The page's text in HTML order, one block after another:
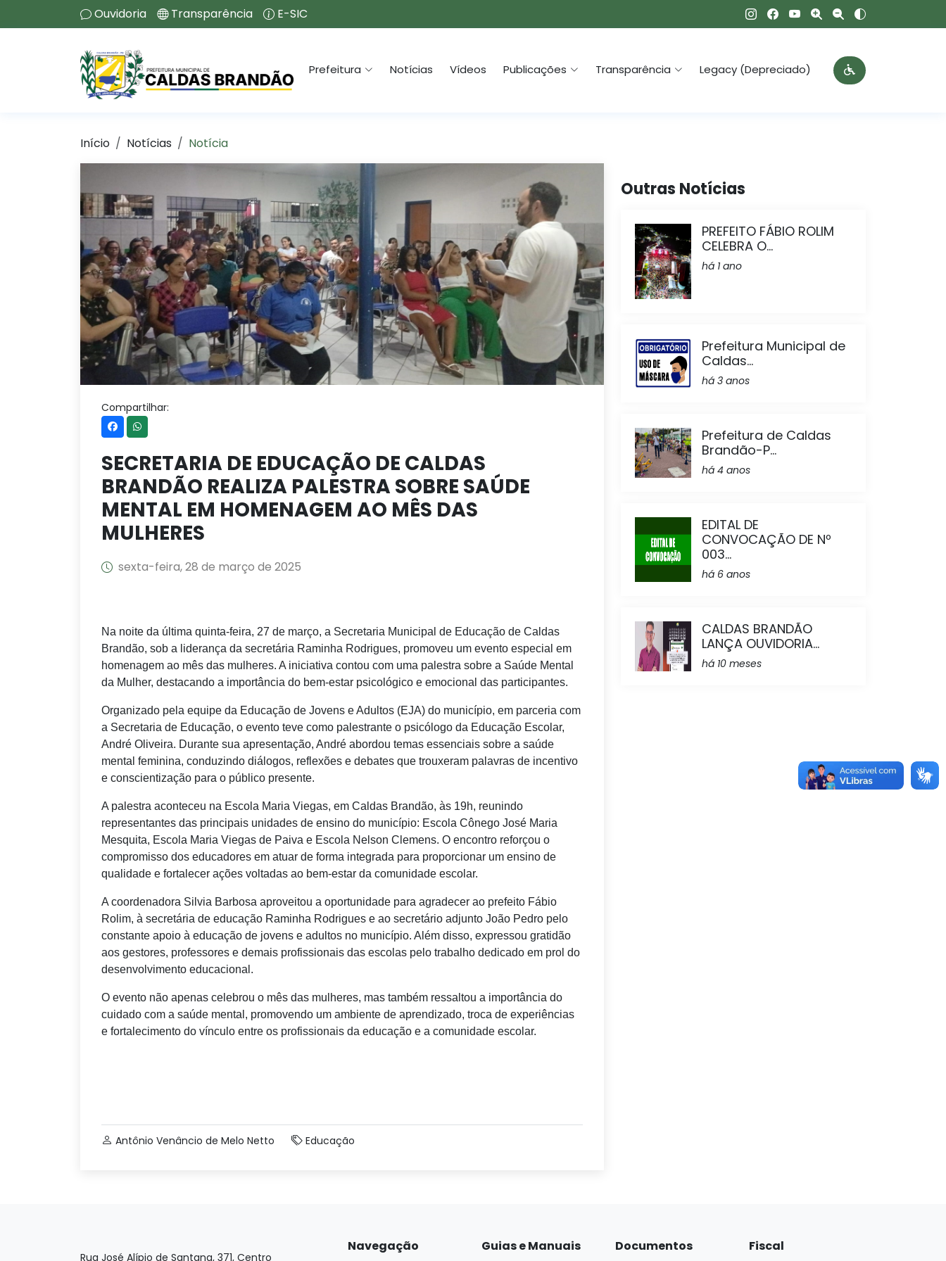
Ouvidoria Transparência E-SIC
Prefeitura Notícias Vídeos Publicações Transparência Legacy (Depreciado)
Início Notícias Notícia
Compartilhar:
SECRETARIA DE EDUCAÇÃO DE CALDAS
BRANDÃO REALIZA PALESTRA SOBRE SAÚDE
MENTAL EM HOMENAGEM AO MÊS DAS
MULHERES
sexta-feira, 28 de março de 2025
Na noite da última quinta-feira, 27 de março, a Secretaria Municipal de Educação de Caldas
Brandão, sob a liderança da secretária Raminha Rodrigues, promoveu um evento especial em
homenagem ao mês das mulheres. A iniciativa contou com uma palestra sobre a Saúde Mental
da Mulher, destacando a importância do bem-estar psicológico e emocional das participantes.
Organizado pela equipe da Educação de Jovens e Adultos (EJA) do município, em parceria com
a Secretaria de Educação, o evento teve como palestrante o psicólogo da Educação Escolar,
André Oliveira. Durante sua apresentação, André abordou temas essenciais sobre a saúde
mental feminina, conduzindo diálogos, reflexões e debates que trouxeram palavras de incentivo
e conscientização para o público presente.
A palestra aconteceu na Escola Maria Viegas, em Caldas Brandão, às 19h, reunindo
representantes das principais unidades de ensino do município: Escola Cônego José Maria
Mesquita, Escola Maria Viegas de Paiva e Escola Nelson Clemens. O encontro reforçou o
compromisso dos educadores em atuar de forma integrada para proporcionar um ensino de
qualidade e fortalecer ações voltadas ao bem-estar da comunidade escolar.
A coordenadora Silvia Barbosa aproveitou a oportunidade para agradecer ao prefeito Fábio
Rolim, à secretária de educação Raminha Rodrigues e ao secretário adjunto João Pedro pelo
constante apoio à educação de jovens e adultos no município. Além disso, expressou gratidão
aos gestores, professores e demais profissionais das escolas pelo trabalho dedicado em prol do
desenvolvimento educacional.
O evento não apenas celebrou o mês das mulheres, mas também ressaltou a importância do
cuidado com a saúde mental, promovendo um ambiente de aprendizado, troca de experiências
e fortalecimento do vínculo entre os profissionais da educação e a comunidade escolar.
Antônio Venâncio de Melo Netto Educação
Outras Notícias
PREFEITO FÁBIO ROLIM
CELEBRA O...
há 1 ano
Prefeitura Municipal de
Caldas...
há 3 anos
Prefeitura de Caldas
Brandão-P...
há 4 anos
EDITAL DE
CONVOCAÇÃO DE Nº
003...
há 6 anos
CALDAS BRANDÃO
LANÇA OUVIDORIA...
há 10 meses
Rua José Alípio de Santana, 371, Centro
Navegação Guias e Manuais Documentos Fiscal